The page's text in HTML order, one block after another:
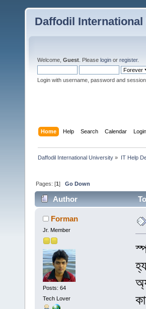
Daffodil
Welcome, Guest . Please login or register.
Login with username, password and
Home Help Search Calendar Login
Daffodil International University » IT Help
Pages: [1]Go Down
Author
Forman
Jr. Member
Posts: 64
Tech Lover